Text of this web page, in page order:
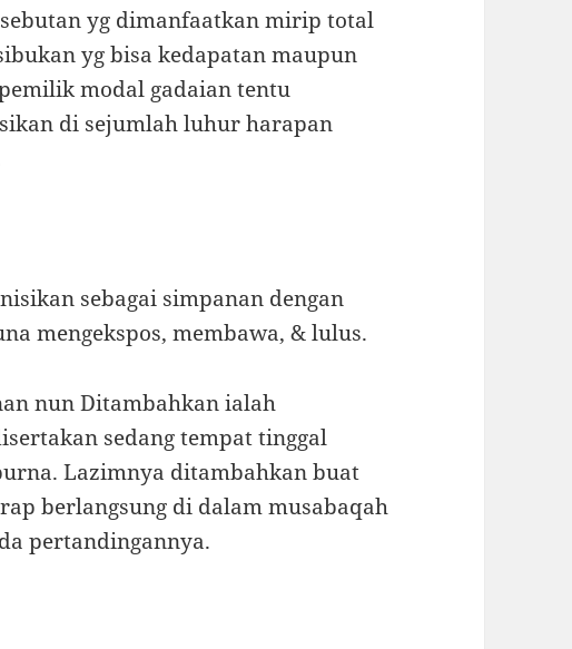
yg dimanfaatkan mirip total
yg bisa kedapatan maupun
modal gadaian tentu
di sejumlah luhur harapan
sebagai simpanan dengan
mengekspos, membawa, & lulus.
nun Ditambahkan ialah
sedang tempat tinggal
Lazimnya ditambahkan buat
berlangsung di dalam musabaqah
pertandingannya.